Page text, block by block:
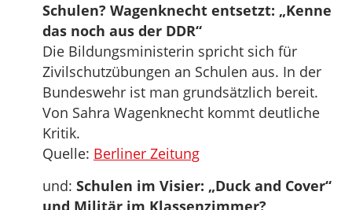
Schulen? Wagenknecht entsetzt: „Kenne
das noch aus der DDR“
Die Bildungsministerin spricht sich für
Zivilschutzübungen an Schulen aus. In der
Bundeswehr ist man grundsätzlich bereit.
Von Sahra Wagenknecht kommt deutliche
Kritik.
Quelle: Berliner Zeitung
und: Schulen im Visier: „Duck and Cover“
und Militär im Klassenzimmer?